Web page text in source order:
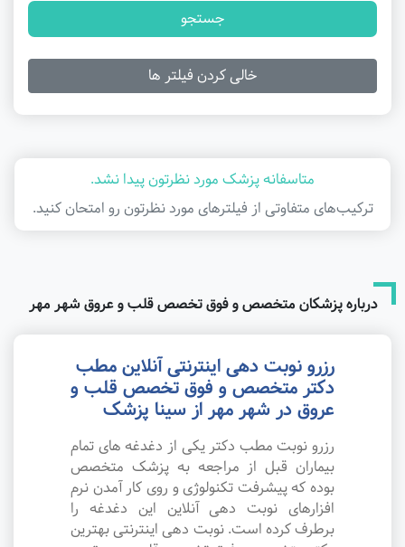
جستجو
خالی کردن فیلتر ها
متاسفانه پزشک مورد نظرتون پیدا نشد.
ترکیب‌های متفاوتی از فیلتر‌های مورد نظرتون رو امتحان کنید.
درباره پزشکان متخصص و فوق تخصص قلب و عروق شهر مهر
رزرو نوبت دهی اینترنتی آنلاین مطب
دکتر متخصص و فوق تخصص قلب و
عروق در شهر مهر از سینا پزشک
رزرو نوبت مطب دکتر یکی از دغدغه های تمام
بیماران قبل از مراجعه به پزشک متخصص
بوده که پیشرفت تکنولوژی و روی کار آمدن نرم
افزارهای نوبت دهی آنلاین این دغدغه را
برطرف کرده است. نوبت دهی اینترنتی بهترین